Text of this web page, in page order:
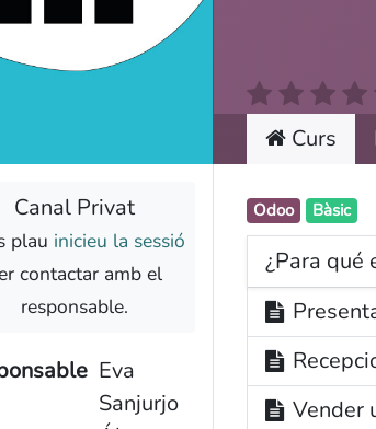
Canal Privat
plau inicieu la sessió
contactar amb el
responsable.
Eva
Sanjurjo
Curs
Odoo Bàsic
¿Para qué
Vender
a Coòpolis (Can Batlló)
19-25. Bloc 4